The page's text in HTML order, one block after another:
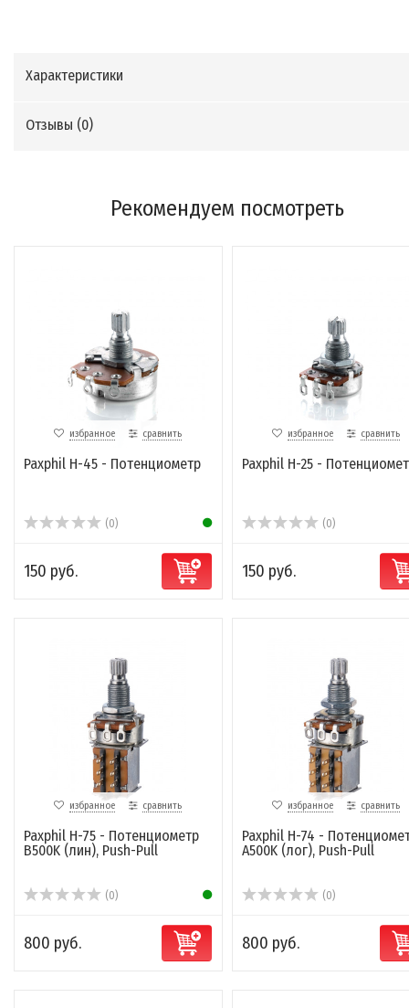
Характеристики
Отзывы (0)
Рекомендуем посмотреть
избранное сравнить
Paxphil H-45 - Потенциометр
(0)
150 руб.
избранное сравнить
Paxphil H-25 -
(0)
150 руб.
избранное сравнить
Paxphil H-75 - Потенциометр
B500K (лин), Push-Pull
(0)
800 руб.
избранное сравнить
Paxphil H-74 -
A500K (лог), Push-Pull
(0)
800 руб.